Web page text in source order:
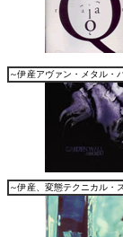
～伊産アヴァン・メタル・
～伊産、変態テクニカル・